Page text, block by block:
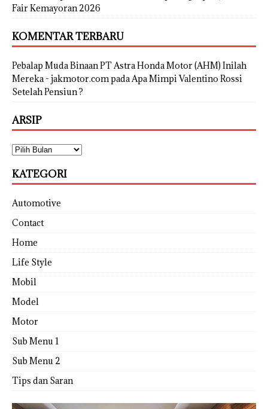
Fair Kemayoran 2026
KOMENTAR TERBARU
Pebalap Muda Binaan PT Astra Honda Motor (AHM) Inilah
Mereka - jakmotor.compadaApa Mimpi Valentino Rossi
Setelah Pensiun ?
ARSIP
KATEGORI
Automotive
Contact
Home
Life Style
Mobil
Model
Motor
Sub Menu 1
Sub Menu 2
Tips dan Saran